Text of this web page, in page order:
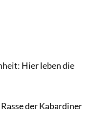
Hier leben die
der Kabardiner